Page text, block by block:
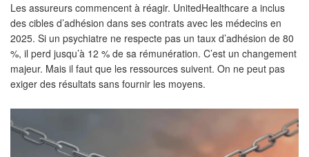
Les assureurs commencent à réagir. UnitedHealthcare a inclus
des cibles d’adhésion dans ses contrats avec les médecins en
2025. Si un psychiatre ne respecte pas un taux d’adhésion de 80
%, il perd jusqu’à 12 % de sa rémunération. C’est un changement
majeur. Mais il faut que les ressources suivent. On ne peut pas
exiger des résultats sans fournir les moyens.